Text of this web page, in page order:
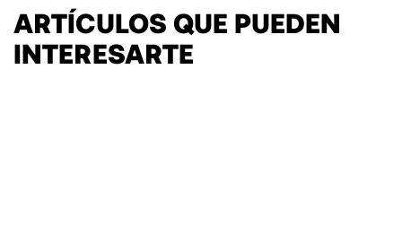
ARTÍCULOS QUE PUEDEN
INTERESARTE